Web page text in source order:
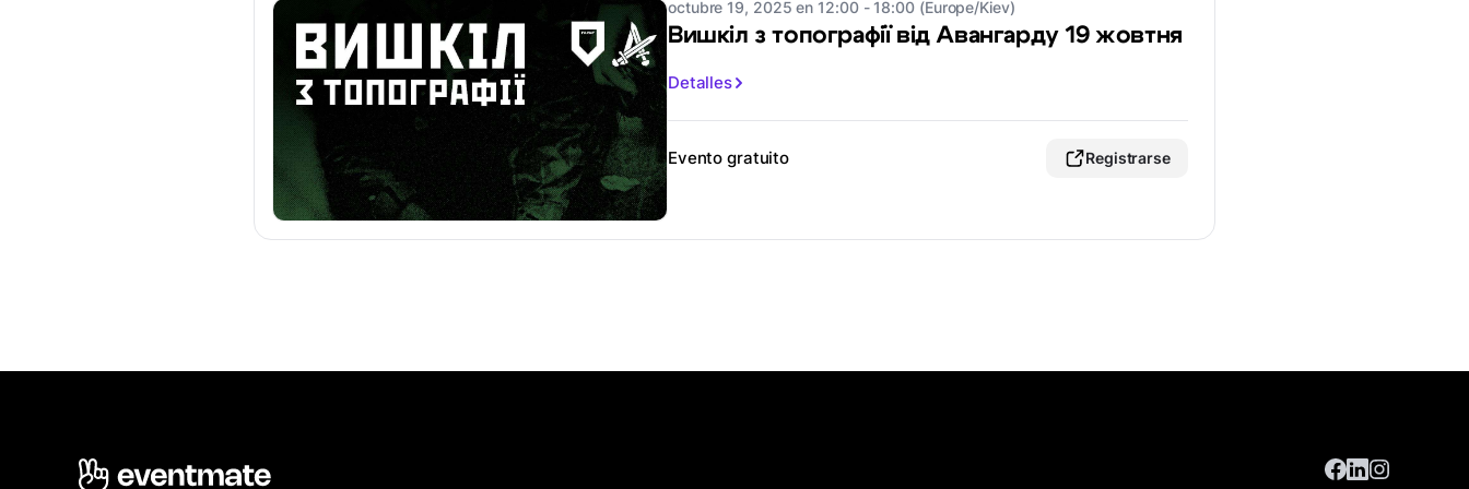
octubre 19, 2025 en 12:00 - 18:00 (Europe/Kiev)
Вишкіл з топографії від Авангарду 19 жовтня
Detalles
Evento gratuito Registrarse